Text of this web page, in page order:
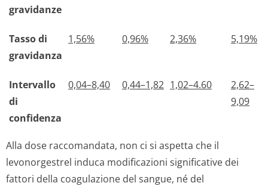
gravidanze
Tasso di
gravidanza
1,56% 0,96% 2,36% 5,19%
Intervallo
di
confidenza
0,04–8,40 0,44–1,82 1,02–4.60
2,62–
9,09
Alla dose raccomandata, non ci si aspetta che il
levonorgestrel induca modificazioni significative dei
fattori della coagulazione del sangue, né del